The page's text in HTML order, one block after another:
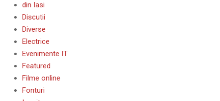
din Iasi
Discutii
Diverse
Electrice
Evenimente IT
Featured
Filme online
Fonturi